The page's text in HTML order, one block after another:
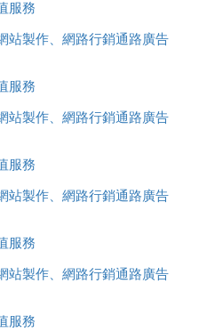
服務
站製作、網路行銷通路廣告
行社銷售，全面優惠中....
服務
站製作、網路行銷通路廣告
行社銷售，全面優惠中....
服務
站製作、網路行銷通路廣告
行社銷售，全面優惠中....
服務
站製作、網路行銷通路廣告
行社銷售，全面優惠中....
服務